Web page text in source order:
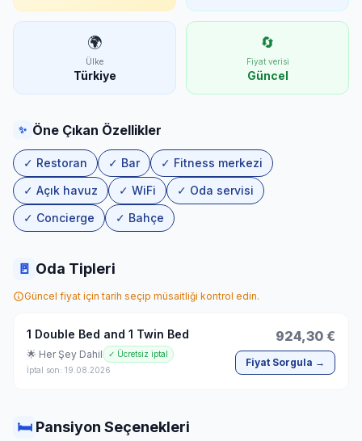
🌍
Ülke
Türkiye
🔄
Fiyat verisi
Güncel
✨ Öne Çıkan Özellikler
✓ Restoran ✓ Bar
✓ Fitness merkezi
✓ Açık havuz
✓ WiFi
✓ Oda servisi
✓ Concierge
✓ Bahçe
🚪 Oda Tipleri
Güncel fiyat için tarih seçip müsaitliği kontrol edin.
1 Double Bed and 1 Twin Bed
🌟 Her Şey Dahil
✓ Ücretsiz iptal
İptal son: 19.08.2026
924,30 €
Fiyat Sorgula →
🛏 Pansiyon Seçenekleri